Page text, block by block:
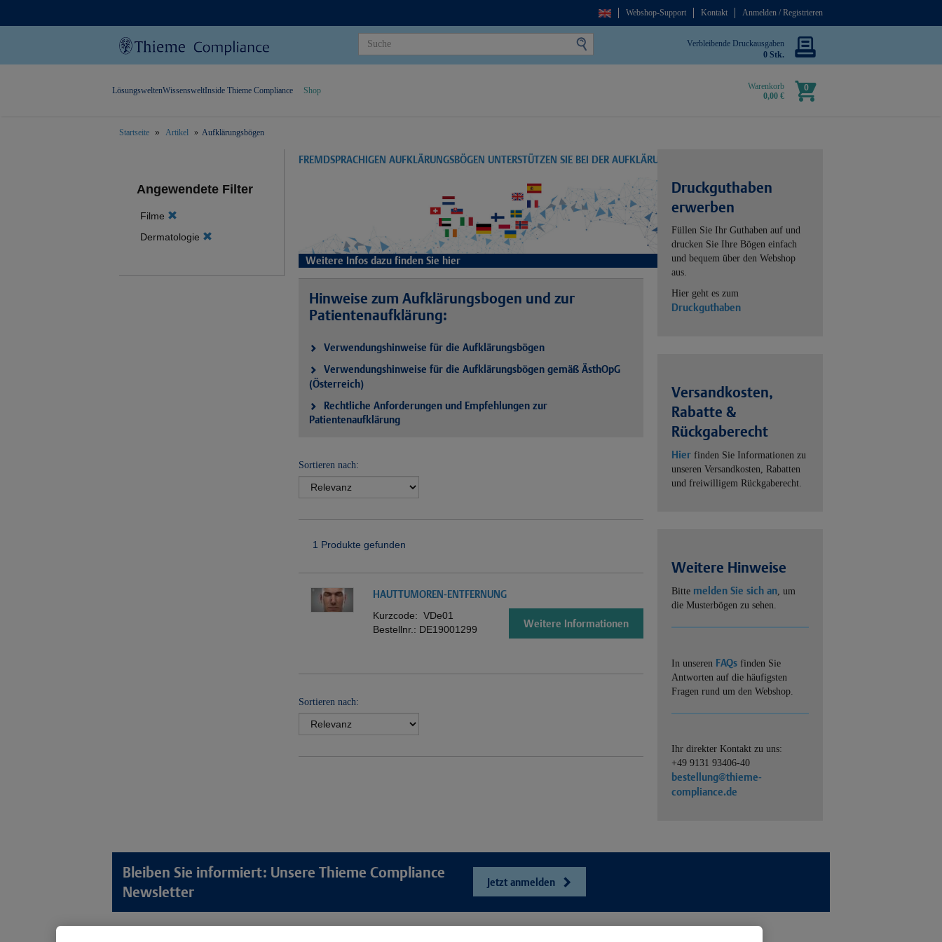
Webshop-Support Kontakt Anmelden / Registrieren
Verbleibende Druckausgaben
0 Stk.
Warenkorb
0,00 €
0
LösungsweltenWissensweltInside Thieme Compliance Shop
Startseite Artikel Aufklärungsbögen
Angewendete Filter
Filme
Dermatologie
FREMDSPRACHIGEN AUFKLÄRUNGSBÖGEN UNTERSTÜTZEN SIE BEI DER AUFKLÄRUNG
Weitere Infos dazu finden Sie hier
Hinweise zum Aufklärungsbogen und zur
Patientenaufklärung:
Verwendungshinweise für die Aufklärungsbögen
Verwendungshinweise für die Aufklärungsbögen gemäß ÄsthOpG
(Österreich)
Rechtliche Anforderungen und Empfehlungen zur
Patientenaufklärung
Sortieren nach:
1 Produkte gefunden
HAUTTUMOREN-ENTFERNUNG
Kurzcode: VDe01
Bestellnr.: DE19001299 Weitere Informationen
Sortieren nach:
Druckguthaben
erwerben
Füllen Sie Ihr Guthaben auf und
drucken Sie Ihre Bögen einfach
und bequem über den Webshop
aus.
Hier geht es zum
Druckguthaben
Versandkosten,
Rabatte &
Rückgaberecht
Hier finden Sie Informationen zu
unseren Versandkosten, Rabatten
und freiwilligem Rückgaberecht.
Weitere Hinweise
Bitte melden Sie sich an, um
die Musterbögen zu sehen.
In unseren FAQs finden Sie
Antworten auf die häufigsten
Fragen rund um den Webshop.
Ihr direkter Kontakt zu uns:
+49 9131 93406-40
bestellung@thieme-
compliance.de
Bleiben Sie informiert: Unsere Thieme Compliance
Newsletter
Jetzt anmelden